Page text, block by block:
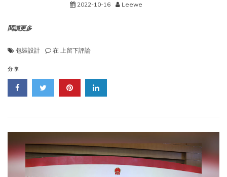
2022-10-16 Leewe
閱讀更多
包裝設計 在 台
菜
裝
計
上留下評論
分享